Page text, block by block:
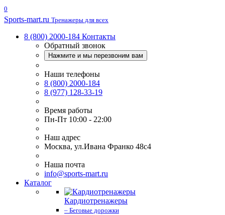
0
Sports-mart.ru Тренажеры для всех
8 (800) 2000-184 Контакты
Обратный звонок
Нажмите и мы перезвоним вам
Наши телефоны
8 (800) 2000-184
8 (977) 128-33-19
Время работы
Пн-Пт 10:00 - 22:00
Наш адрес
Москва, ул.Ивана Франко 48с4
Наша почта
info@sports-mart.ru
Каталог
Кардиотренажеры
– Беговые дорожки